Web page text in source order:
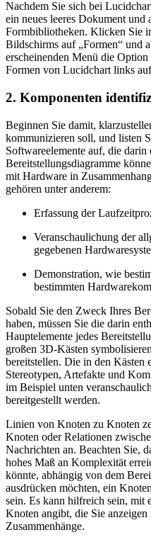
Nachdem Sie sich bei
ein neues leeres Dokument
Formbibliotheken. Klicken Sie
Bildschirms auf „Formen“ und
erscheinenden Menü die
Formen von Lucidchart links
2. Komponenten
Beginnen Sie damit,
kommunizieren soll, und listen
Softwareelemente auf, die darin
Bereitstellungsdiagramme
mit Hardware in
gehören unter anderem:
Erfassung der
Veranschaulichung der
gegebenen
Demonstration, wie
bestimmten
Sobald Sie den Zweck Ihres
haben, müssen Sie die darin
Hauptelemente jedes
großen 3D-Kästen
bereitstellen. Die in den Kästen
Stereotypen, Artefakte und
im Beispiel unten
bereitgestellt werden.
Linien von Knoten zu Knoten
Knoten oder Relationen
Nachrichten an. Beachten Sie,
hohes Maß an Komplexität
könnte, abhängig von dem
ausdrücken möchten, ein
sein. Es kann hilfreich sein, mit
Knoten angibt, die Sie anzeigen
Zusammenhänge.